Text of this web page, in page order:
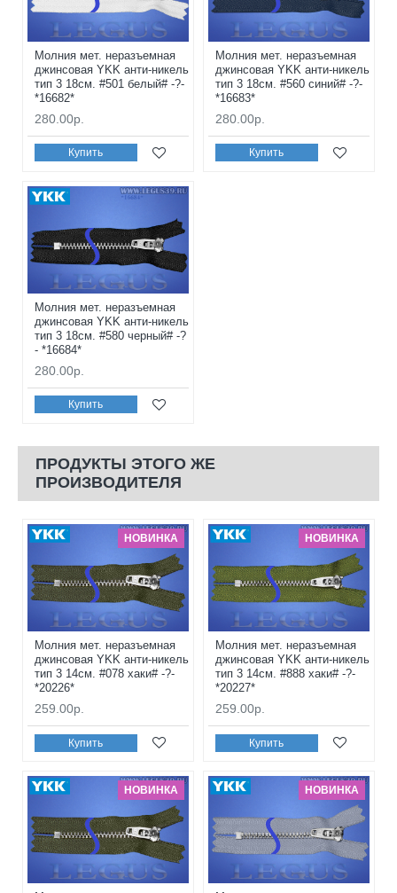
Молния мет. неразъемная
джинсовая YKK анти-никель
тип 3 18см. #501 белый# -?-
*16682*
280.00р.
Купить
Молния мет. неразъемная
джинсовая YKK анти-никель
тип 3 18см. #560 синий# -?-
*16683*
280.00р.
Купить
Молния мет. неразъемная
джинсовая YKK анти-никель
тип 3 18см. #580 черный# -?
- *16684*
280.00р.
Купить
ПРОДУКТЫ ЭТОГО ЖЕ
ПРОИЗВОДИТЕЛЯ
НОВИНКА
Молния мет. неразъемная
джинсовая YKK анти-никель
тип 3 14см. #078 хаки# -?-
*20226*
259.00р.
Купить
НОВИНКА
Молния мет. неразъемная
джинсовая YKK анти-никель
тип 3 14см. #888 хаки# -?-
*20227*
259.00р.
Купить
НОВИНКА НОВИНКА